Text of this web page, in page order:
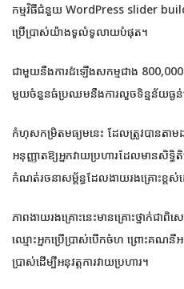
កម្មវិធីជំនួយ WordPress slider
ប្រើប្រាស់យ៉ាងទូលំទូលាយបំផុត។
ជាមួយនឹងការដំឡើងសកម្មជាង 800,000
មួយចំនួនធំប្រឈមនឹងការលួចទិន្នន័យធ្ងន់ធ្
កំហុសកម្រិតមធ្យមនេះ ដែលត្រូវបានតាម
អនុញ្ញាតឱ្យអ្នកវាយប្រហារដែលមានសិ
កំណត់រចនាសម្ព័ន្ធដែលងាយរងគ្រោះខ្ពស់
ភាពងាយរងគ្រោះនេះមានគ្រោះថ្នាក់ជ
ឈ្មោះអ្នកប្រើប្រាស់បើកចំហ ព្រោះគណនី
ប្រាស់ដើម្បីអនុវត្តការវាយប្រហារ។